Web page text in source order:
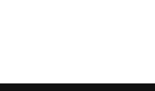
النساء